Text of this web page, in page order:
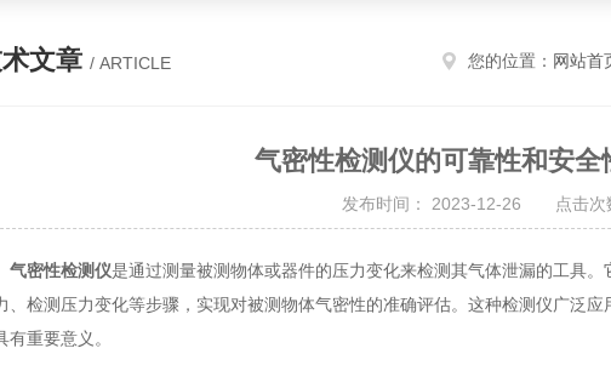
文章 / ARTICLE 您的位置： 网站首
气密性检测仪的可靠性和安全
发布时间： 2023-12-26 点击次
气密性检测仪是通过测量被测物体或器件的压力变化来检测其气体泄漏的工具
、检测压力变化等步骤，实现对被测物体气密性的准确评估。这种检测仪广泛
有重要意义。